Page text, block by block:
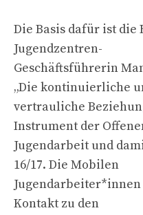
Die Basis dafür ist
Jugendzentren-
Geschäftsführerin
„Die kontinuierliche
vertrauliche
Instrument der
Jugendarbeit und
16/17. Die Mobilen
Kontakt zu den